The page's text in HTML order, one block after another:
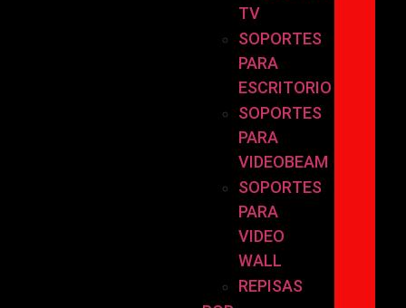
TV
SOPORTES
PARA
ESCRITORIO
SOPORTES
PARA
VIDEOBEAM
SOPORTES
PARA
VIDEO
WALL
REPISAS